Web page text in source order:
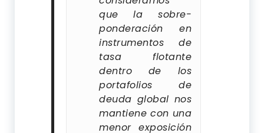
que la sobre-
ponderación en
instrumentos de
tasa flotante
dentro de los
portafolios de
deuda global nos
mantiene con una
menor exposición